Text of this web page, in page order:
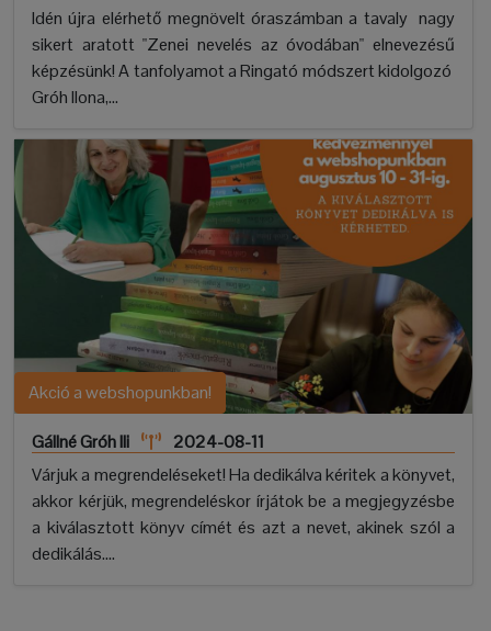
Idén újra elérhető megnövelt óraszámban a tavaly nagy
sikert aratott "Zenei nevelés az óvodában" elnevezésű
képzésünk! A tanfolyamot a Ringató módszert kidolgozó
Gróh Ilona,...
Akció a webshopunkban!
Gállné Gróh Ili
2024-08-11
Várjuk a megrendeléseket! Ha dedikálva kéritek a könyvet,
akkor kérjük, megrendeléskor írjátok be a megjegyzésbe
a kiválasztott könyv címét és azt a nevet, akinek szól a
dedikálás....